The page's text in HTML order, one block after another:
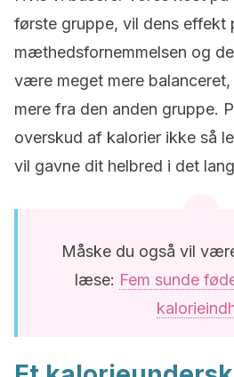
første gruppe, vil dens
mæthedsfornemmelsen og
være meget mere
mere fra den anden gruppe.
overskud af kalorier ikke så
vil gavne dit helbred i det
Måske du også vil
læse: Fem sunde